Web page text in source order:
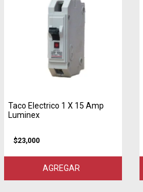
Taco Electrico 1 X 15 Amp
Luminex
$23,000
AGREGAR